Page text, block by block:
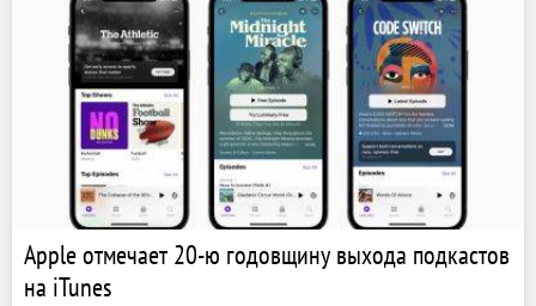
Apple отмечает 20-ю годовщину выхода подкастов
на iTunes